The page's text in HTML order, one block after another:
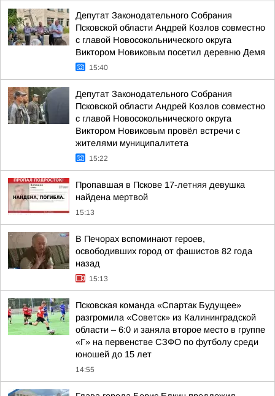
Депутат Законодательного Собрания
Псковской области Андрей Козлов совместно
с главой Новосокольнического округа
Виктором Новиковым посетил деревню Демя
15:40
Депутат Законодательного Собрания
Псковской области Андрей Козлов совместно
с главой Новосокольнического округа
Виктором Новиковым провёл встречи с
жителями муниципалитета
15:22
Пропавшая в Пскове 17-летняя девушка
найдена мертвой
15:13
В Печорах вспоминают героев,
освободивших город от фашистов 82 года
назад
15:13
Псковская команда «Спартак Будущее»
разгромила «Советск» из Калининградской
области – 6:0 и заняла второе место в группе
«Г» на первенстве СЗФО по футболу среди
юношей до 15 лет
14:55